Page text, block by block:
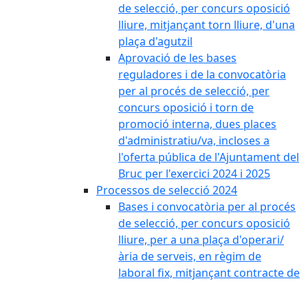
de selecció, per concurs oposició
lliure, mitjançant torn lliure, d'una
plaça d'agutzil
Aprovació de les bases
reguladores i de la convocatòria
per al procés de selecció, per
concurs oposició i torn de
promoció interna, dues places
d'administratiu/va, incloses a
l'oferta pública de l'Ajuntament del
Bruc per l'exercici 2024 i 2025
Processos de selecció 2024
Bases i convocatòria per al procés
de selecció, per concurs oposició
lliure, per a una plaça d'operari/
ària de serveis, en règim de
laboral fix, mitjançant contracte de